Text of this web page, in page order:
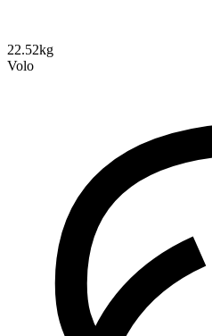
22.52kg
Volo